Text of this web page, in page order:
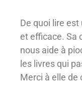
De quoi lire
et efficace. Sa
nous aide à
les livres qui
Merci à elle de